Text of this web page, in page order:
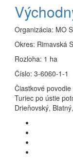
Organizácia: MO
Okres: Rimavská
Rozloha: 1 ha
Číslo: 3-6060-1-1
Čiastkové
Turiec po ústie
Drieňovský,